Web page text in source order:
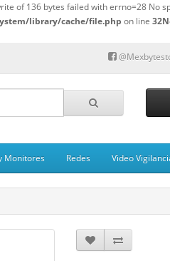
of 136 bytes failed with errno=28 No
library/cache/file.php on line 32
Monitores Redes Video